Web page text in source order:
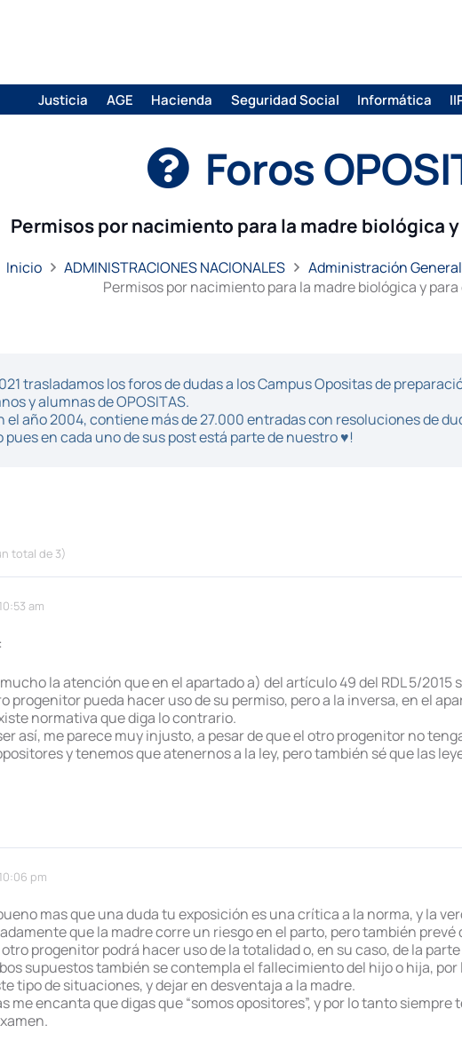
Justicia AGE Hacienda Seguridad Social Informática
Foros
Permisos por nacimiento para la madre biológica
Inicio ADMINISTRACIONES NACIONALES
Administración
Permisos por nacimiento para la madre biológica y
trasladamos los foros de dudas a los Campus Opositas de
y alumnas de OPOSITAS.
el año 2004, contiene más de 27.000 entradas con resoluciones de
en cada uno de sus post está parte de nuestro ♥!
total de 3)
am
la atención que en el apartado a) del artículo 49 del RDL 5/
progenitor pueda hacer uso de su permiso, pero a la inversa, en el
normativa que diga lo contrario.
así, me parece muy injusto, a pesar de que el otro progenitor no
y tenemos que atenernos a la ley, pero también sé que las
pm
mas que una duda tu exposición es una crítica a la norma, y la
que la madre corre un riesgo en el parto, pero también
progenitor podrá hacer uso de la totalidad o, en su caso, de la parte
supuestos también se contempla el fallecimiento del hijo o hija,
tipo de situaciones, y dejar en desventaja a la madre.
me encanta que digas que “somos opositores”, y por lo tanto